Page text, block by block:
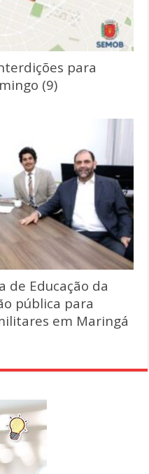
para
(9)
de Educação da
pública para
em Maringá